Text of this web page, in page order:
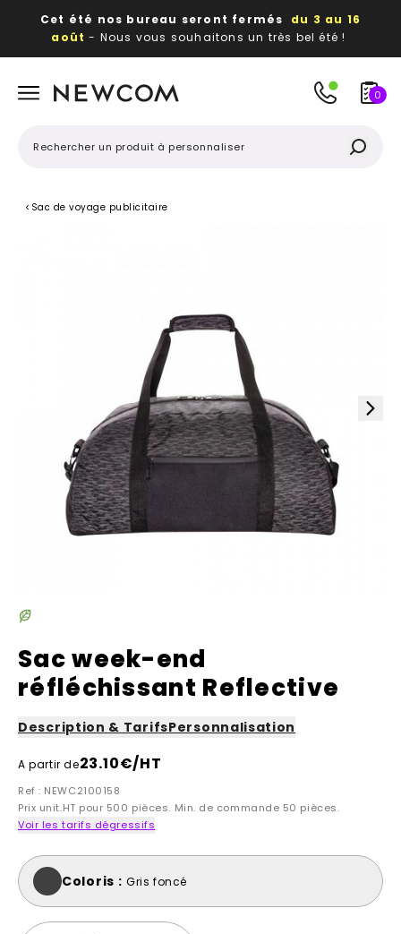
Cet été nos bureau seront fermés du 3 au 16
août - Nous vous souhaitons un très bel été !
publicitaires
0
< Sac de voyage publicitaire
Sac week-end
réfléchissant Reflective
Description & TarifsPersonnalisation
A partir de23.10€/HT
Ref : NEWC2100158
Prix unit.HT pour 500 pièces. Min. de commande 50 pièces.
Voir les tarifs dégressifs
Coloris : Gris foncé